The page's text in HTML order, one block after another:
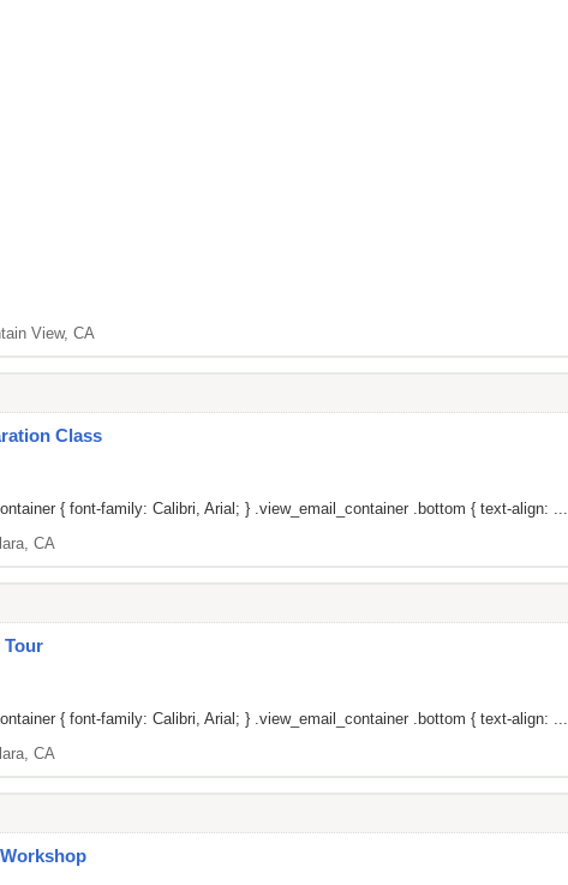
View, CA
Class
{ font-family: Calibri, Arial; } .view_email_container .bottom { text-align: ...
CA
Tour
{ font-family: Calibri, Arial; } .view_email_container .bottom { text-align: ...
CA